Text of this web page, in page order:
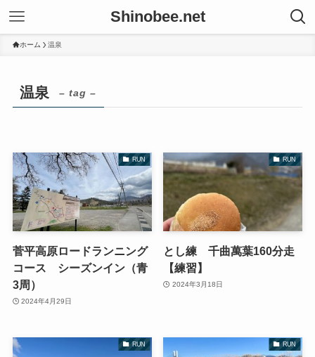
Shinobee.net
ホーム 温泉
温泉 – tag –
RUN
菅平高原ロードランニング
コース シーズンイン（青
3周）
2024年4月29日
RUN
とし練 千曲萬葉160分走
【練習】
2024年3月18日
RUN RUN